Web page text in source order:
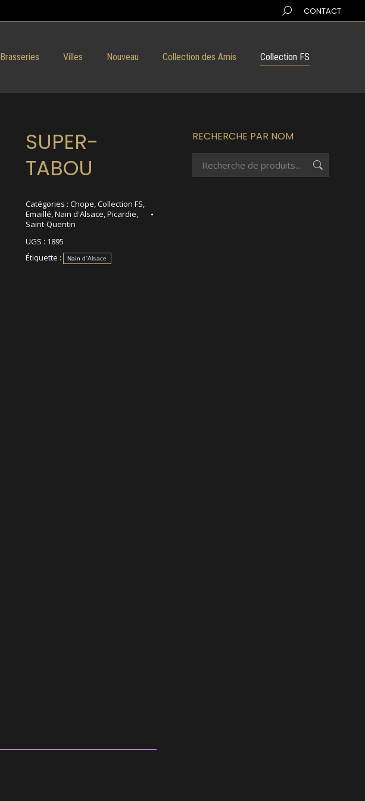
Search:CONTACT
Brasseries Villes Nouveau Collection des Amis Collection FS
SUPER-
TABOU
Catégories : Chope,Collection FS,
Emaillé,Nain d'Alsace,Picardie,
Saint-Quentin
UGS : 1895
Étiquette :
Nain d'Alsace
RECHERCHE PAR NOM